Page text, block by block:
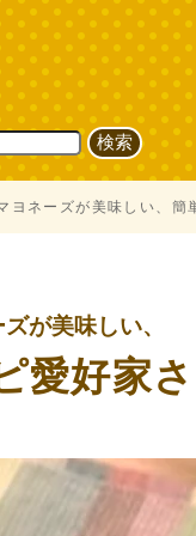
ヨネーズが美味しい、簡
が美味しい、
愛好家